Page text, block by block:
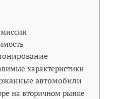
характеристики
автомобили
на вторичном рынке